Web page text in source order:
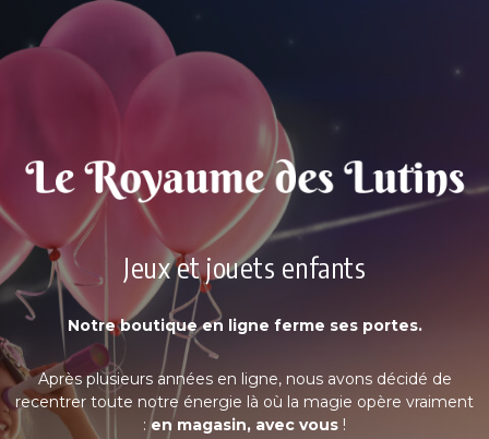
Jeux et jouets enfants
Notre boutique en ligne ferme ses portes.
Après plusieurs années en ligne, nous avons décidé de
recentrer toute notre énergie là où la magie opère vraiment
:en magasin, avec vous !